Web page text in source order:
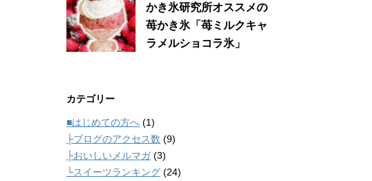
かき氷研究所オススメの
苺かき氷「苺ミルクキャ
ラメルショコラ氷」
カテゴリー
■はじめての方へ (1)
├ブログのアクセス数 (9)
├おいしいメルマガ(3)
└スイーツランキング (24)